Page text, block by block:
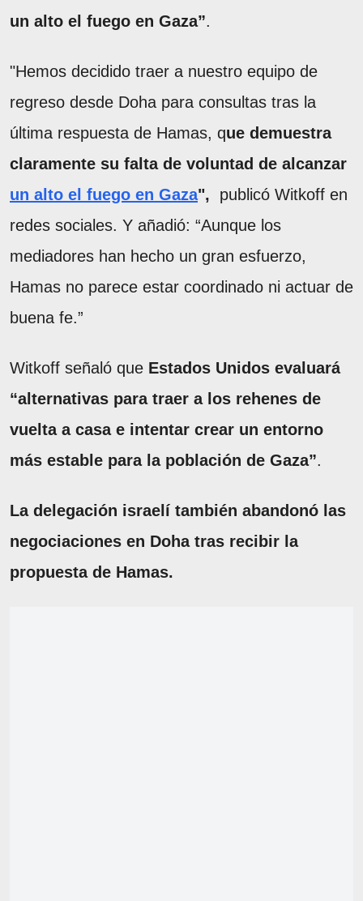
un alto el fuego en Gaza”.
"Hemos decidido traer a nuestro equipo de
regreso desde Doha para consultas tras la
última respuesta de Hamas, que demuestra
claramente su falta de voluntad de alcanzar
un alto el fuego en Gaza",
publicó Witkoff en
redes sociales. Y añadió: “Aunque los
mediadores han hecho un gran esfuerzo,
Hamas no parece estar coordinado ni actuar de
buena fe.”
Witkoff señaló que Estados Unidos evaluará
“alternativas para traer a los rehenes de
vuelta a casa e intentar crear un entorno
más estable para la población de Gaza”.
La delegación israelí también abandonó las
negociaciones en Doha tras recibir la
propuesta de Hamas.